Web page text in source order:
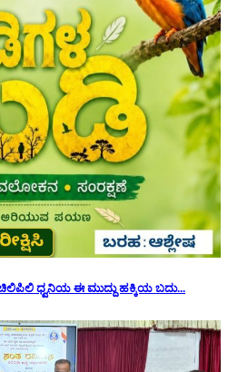
ಚಿಲಿಪಿಲಿ ಧ್ವನಿಯ ಈ ಮುದ್ದು ಹಕ್ಕಿಯ ಬದು...